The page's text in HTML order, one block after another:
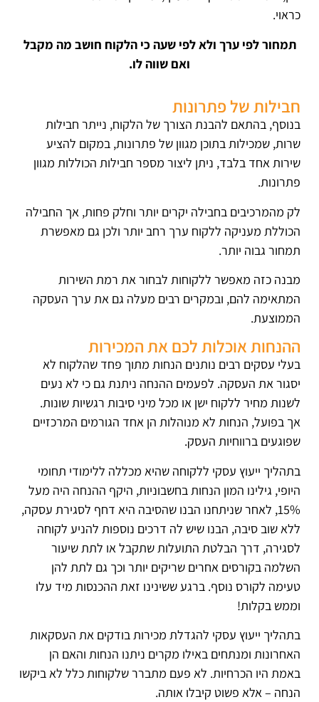
כראוי.
תמחור לפי ערך ולא לפי שעה כי הלקוח חושב מה מקבל
ואם שווה לו.
חבילות של פתרונות
בנוסף, בהתאם להבנת הצורך של הלקוח, נייתר חבילות
שרות, שמכילות בתוכן מגוון של פתרונות, במקום להציע
שירות אחד בלבד, ניתן ליצור מספר חבילות הכוללות מגוון
פתרונות.
לק מהמרכיבים בחבילה יקרים יותר וחלק פחות, אך החבילה
הכוללת מעניקה ללקוח ערך רחב יותר ולכן גם מאפשרת
תמחור גבוה יותר.
מבנה כזה מאפשר ללקוחות לבחור את רמת השירות
המתאימה להם, ובמקרים רבים מעלה גם את ערך העסקה
הממוצעת.
ההנחות אוכלות לכם את המכירות
בעלי עסקים רבים נותנים הנחות מתוך פחד שהלקוח לא
יסגור את העסקה. לפעמים ההנחה ניתנת גם כי לא נעים
לשנות מחיר ללקוח ישן או מכל מיני סיבות רגשיות שונות.
אך בפועל, הנחות לא מנוהלות הן אחד הגורמים המרכזיים
שפוגעים ברווחיות העסק.
בתהליך ייעוץ עסקי ללקוחה שהיא מכללה ללימודי תחומי
היופי, גילינו המון הנחות בחשבוניות, היקף ההנחה היה מעל
15%, לאחר שניתחנו הבנו שהסיבה היא דחף לסגירת עסקה,
ללא שוב סיבה, הבנו שיש לה דרכים נוספות להניע לקוחה
לסגירה, דרך הבלטת התועלות שתקבל או לתת שיעור
השלמה בקורסים אחרים שריקים יותר וכך גם לתת להן
טעימה לקורס נוסף. ברגע ששינינו זאת ההכנסות מיד עלו
וממש בקלות!
בתהליך ייעוץ עסקי להגדלת מכירות בודקים את העסקאות
האחרונות ומנתחים באילו מקרים ניתנו הנחות והאם הן
באמת היו הכרחיות. לא פעם מתברר שלקוחות כלל לא ביקשו
הנחה – אלא פשוט קיבלו אותה.